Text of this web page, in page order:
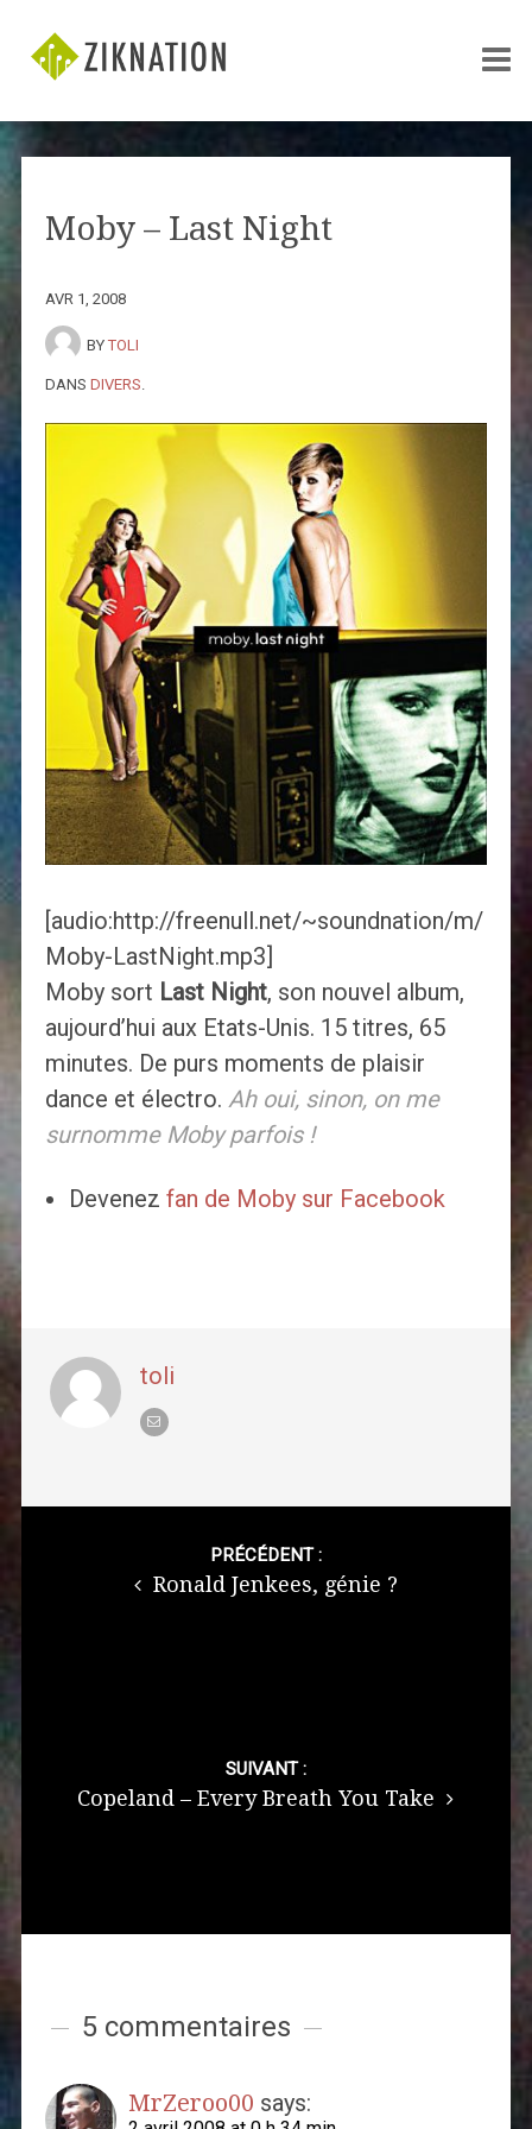
Moby – Last Night
AVR 1, 2008
BY TOLI
DANS DIVERS
[audio:http://freenull.net/~soundnation/m/
Moby-LastNight.mp3]
Moby sort Last Night, son nouvel album,
aujourd’hui aux Etats-Unis. 15 titres, 65
minutes. De purs moments de plaisir
dance et électro. Ah oui, sinon, on me
surnomme Moby parfois !
Devenez fan de Moby sur Facebook
toli
PRÉCÉDENT :
Ronald Jenkees, génie ?
SUIVANT :
Copeland – Every Breath You Take
5 commentaires
MrZeroo00 says: